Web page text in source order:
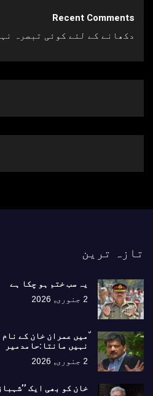
Recent Comments
دکھانے کے لئے کوئی تبصرہ
تازہ ترین
یہ سب ختم ہو چکا ہے
2 جنوری, 2026
٘میں عمران خان کے
نہیں مانتا:حامدمیر
2 جنوری, 2026
خان کو بھی ایک